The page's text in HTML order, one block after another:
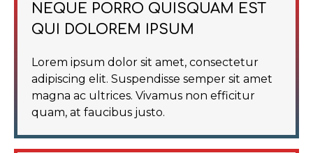
NEQUE PORRO QUISQUAM EST
QUI DOLOREM IPSUM
Lorem ipsum dolor sit amet, consectetur
adipiscing elit. Suspendisse semper sit amet
magna ac ultrices. Vivamus non efficitur
quam, at faucibus justo.